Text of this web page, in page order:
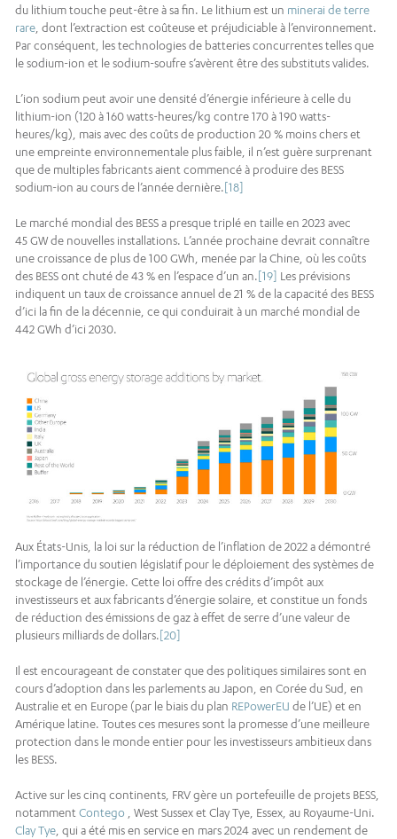
du lithium touche peut-être à sa fin. Le lithium est un minerai de terre
rare , dont l’extraction est coûteuse et préjudiciable à l’environnement.
Par conséquent, les technologies de batteries concurrentes telles que
le sodium-ion et le sodium-soufre s’avèrent être des substituts valides.
L’ion sodium peut avoir une densité d’énergie inférieure à celle du
lithium-ion (120 à 160 watts-heures/kg contre 170 à 190 watts-
heures/kg), mais avec des coûts de production 20 % moins chers et
une empreinte environnementale plus faible, il n’est guère surprenant
que de multiples fabricants aient commencé à produire des BESS
sodium-ion au cours de l’année dernière.[18]
Le marché mondial des BESS a presque triplé en taille en 2023 avec
45 GW de nouvelles installations. L’année prochaine devrait connaître
une croissance de plus de 100 GWh, menée par la Chine, où les coûts
des BESS ont chuté de 43 % en l’espace d’un an.[19] Les prévisions
indiquent un taux de croissance annuel de 21 % de la capacité des BESS
d’ici la fin de la décennie, ce qui conduirait à un marché mondial de
442 GWh d’ici 2030.
Aux États-Unis, la loi sur la réduction de l’inflation de 2022 a démontré
l’importance du soutien législatif pour le déploiement des systèmes de
stockage de l’énergie. Cette loi offre des crédits d’impôt aux
investisseurs et aux fabricants d’énergie solaire, et constitue un fonds
de réduction des émissions de gaz à effet de serre d’une valeur de
plusieurs milliards de dollars.[20]
Il est encourageant de constater que des politiques similaires sont en
cours d’adoption dans les parlements au Japon, en Corée du Sud, en
Australie et en Europe (par le biais du plan REPowerEU de l’UE) et en
Amérique latine. Toutes ces mesures sont la promesse d’une meilleure
protection dans le monde entier pour les investisseurs ambitieux dans
les BESS.
Active sur les cinq continents, FRV gère un portefeuille de projets BESS,
notamment Contego , West Sussex et Clay Tye, Essex, au Royaume-Uni.
Clay Tye , qui a été mis en service en mars 2024 avec un rendement de